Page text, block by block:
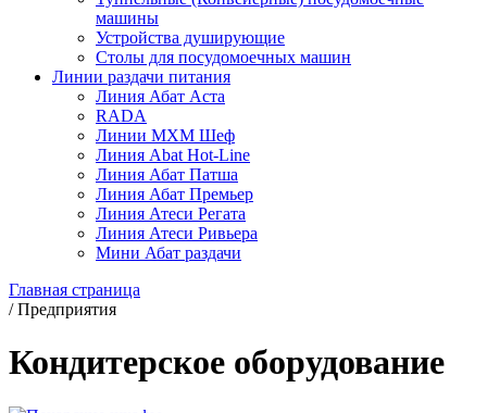
машины
Устройства душирующие
Столы для посудомоечных машин
Линии раздачи питания
Линия Абат Аста
RADA
Линии МХМ Шеф
Линия Abat Hot-Line
Линия Абат Патша
Линия Абат Премьер
Линия Атеси Регата
Линия Атеси Ривьера
Мини Абат раздачи
Главная страница
/Предприятия
Кондитерское оборудование